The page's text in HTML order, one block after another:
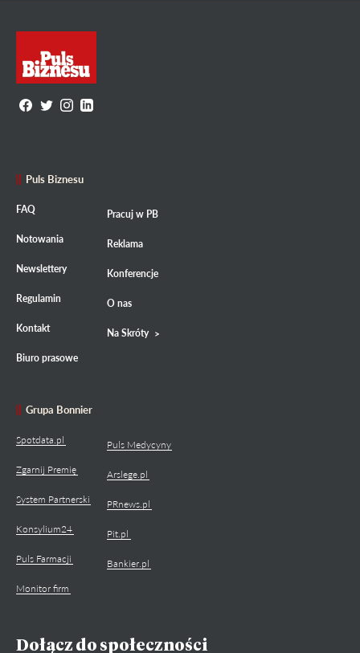
Puls Biznesu
FAQ
Notowania
Newslettery
Regulamin
Kontakt
Biuro prasowe
Pracuj w PB
Reklama
Konferencje
O nas
Na Skróty
Grupa Bonnier
Spotdata.pl
Zgarnij Premię
System Partnerski
Konsylium24
Puls Farmacji
Monitor firm
Puls Medycyny
Arslege.pl
PRnews.pl
Pit.pl
Bankier.pl
Dołącz do społeczności